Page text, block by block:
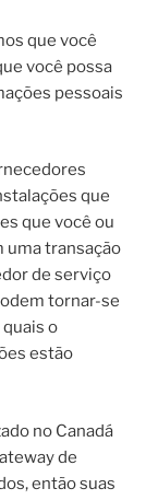
que você
você possa
pessoais
que
que você ou
uma transação
de serviço
tornar-se
o
estão
no Canadá
de
então suas